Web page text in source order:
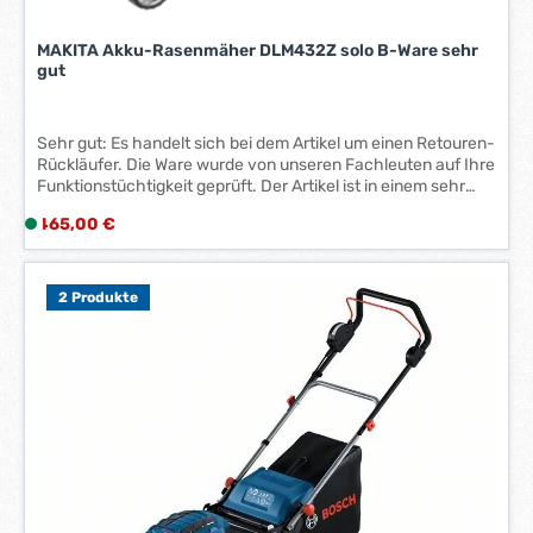
e
*
MAKITA Akku-Rasenmäher DLM432Z solo B-Ware sehr
gut
Sehr gut: Es handelt sich bei dem Artikel um einen Retouren-
Rückläufer. Die Ware wurde von unseren Fachleuten auf Ihre
Funktionstüchtigkeit geprüft. Der Artikel ist in einem sehr
auf. Die Originalverpackung kann beschädigt oder gänzlich
nicht vorhanden sein. Produktbeschreibung:
Kunststoffdeck Mit leichter Bedienbarkeit Der Rasenmäher
ist ideal für kleine bis mittlere Rasenflächen Er hat eine
Schnittbreite von 43 cm und verfügt über eine
Füllstandsanzeige im 40 Liter Grasfangsack
Regulärer Preis:
L
i
465,00 €
Bundle-Rabatt
2 Produkte